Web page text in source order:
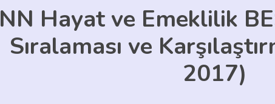
NN Hayat ve Emeklilik
Sıralaması ve
2017)